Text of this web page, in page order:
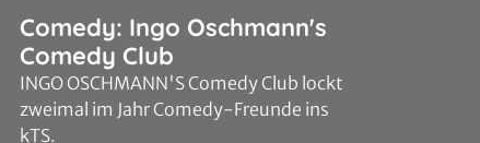
Comedy: Ingo Oschmann's
Comedy Club
INGO OSCHMANN'S Comedy Club lockt
zweimal im Jahr Comedy-Freunde ins
kTS.